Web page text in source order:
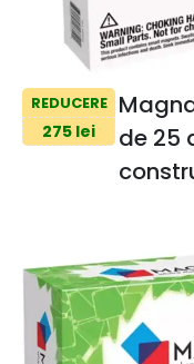
REDUCERE
275 lei
de 25